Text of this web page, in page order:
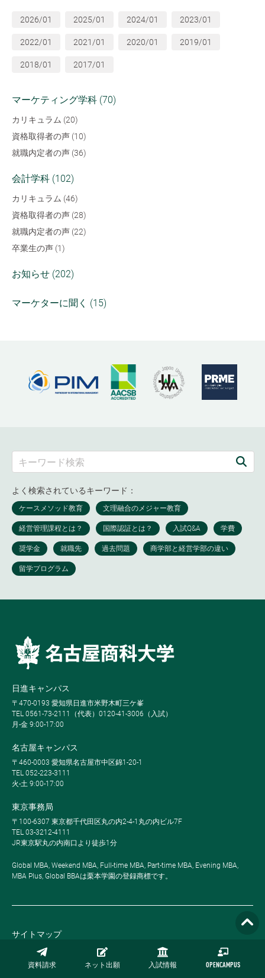
資料請求 ネット出願 入試情報 OPENCAMPUS
2026/01 2025/01 2024/01 2023/01
2022/01 2021/01 2020/01 2019/01
2018/01 2017/01
マーケティング学科 (70)
カリキュラム (20)
資格取得者の声 (10)
就職内定者の声 (36)
会計学科 (102)
カリキュラム (46)
資格取得者の声 (28)
就職内定者の声 (22)
卒業生の声 (1)
お知らせ (202)
マーケターに聞く (15)
よく検索されているキーワード：
日進キャンパス
〒470-0193 愛知県日進市米野木町三ケ峯
TEL 0561-73-2111（代表）0120-41-3006（入試）
月-金 9:00-17:00
名古屋キャンパス
〒460-0003 愛知県名古屋市中区錦1-20-1
TEL 052-223-3111
火-土 9:00-17:00
東京事務局
〒100-6307 東京都千代田区丸の内2-4-1丸の内ビル7F
TEL 03-3212-4111
JR東京駅丸の内南口より徒歩1分
Global MBA, Weekend MBA, Full-time MBA, Part-time MBA, Evening MBA,
MBA Plus, Global BBAは栗本学園の登録商標です。
サイトマップ
プライバシーポリシー